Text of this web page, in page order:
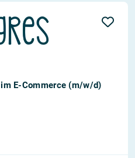
E-Commerce (m/w/d)